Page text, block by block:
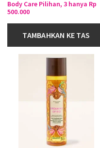
Body Care Pilihan, 3 hanya Rp
500.000
TAMBAHKAN KE TAS